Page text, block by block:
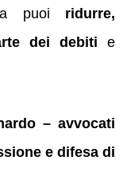
puoi ridurre,
dei debiti e
– avvocati
e difesa di